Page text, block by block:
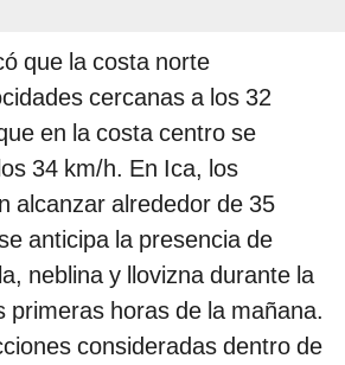
que la costa norte
cercanas a los 32
en la costa centro se
34 km/h. En Ica, los
alcanzar alrededor de 35
anticipa la presencia de
neblina y llovizna durante la
primeras horas de la mañana.
consideradas dentro de